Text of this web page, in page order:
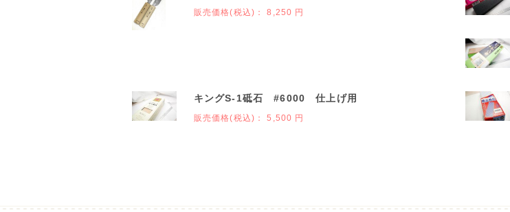
販売価格(税込)： 8,250 円
キングS-1砥石 #6000 仕上げ用
販売価格(税込)： 5,500 円